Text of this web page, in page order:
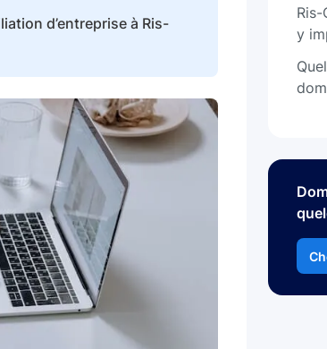
d’entreprise à Ris-
y